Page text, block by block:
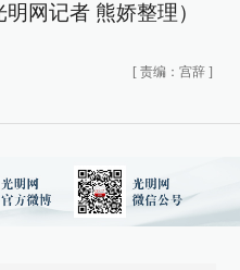
网记者 熊娇整理）
[ 责编：宫辞 ]